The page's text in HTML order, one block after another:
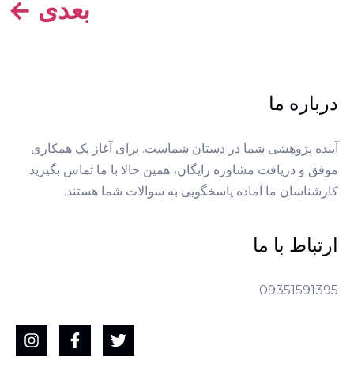
بعدی ←
درباره ما
آینده پژوهشی شما در دستان شماست. برای آغاز یک همکاری
موفق و دریافت مشاوره رایگان، همین حالا با ما تماس بگیرید.
کارشناسان ما آماده پاسخگویی به سوالات شما هستند.
ارتباط با ما
09351591395